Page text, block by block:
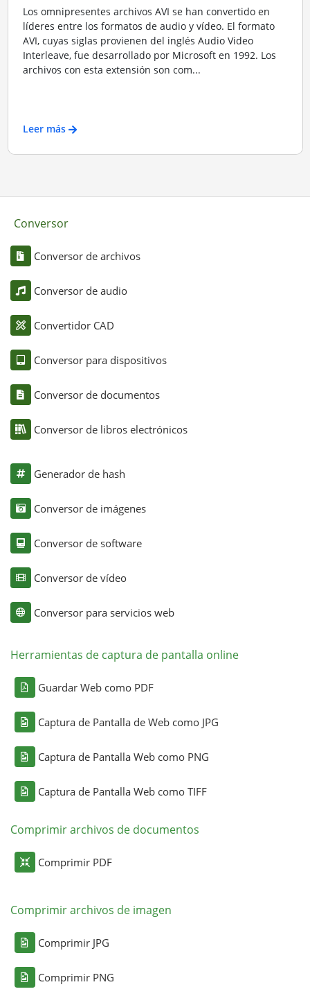
Los omnipresentes archivos AVI se han convertido en
líderes entre los formatos de audio y vídeo. El formato
AVI, cuyas siglas provienen del inglés Audio Video
Interleave, fue desarrollado por Microsoft en 1992. Los
archivos con esta extensión son com...
Leer más
Conversor
Conversor de archivos
Conversor de audio
Convertidor CAD
Conversor para dispositivos
Conversor de documentos
Conversor de libros electrónicos
Generador de hash
Conversor de imágenes
Conversor de software
Conversor de vídeo
Conversor para servicios web
Herramientas de captura de pantalla online
Guardar Web como PDF
Captura de Pantalla de Web como JPG
Captura de Pantalla Web como PNG
Captura de Pantalla Web como TIFF
Comprimir archivos de documentos
Comprimir PDF
Comprimir archivos de imagen
Comprimir JPG
Comprimir PNG